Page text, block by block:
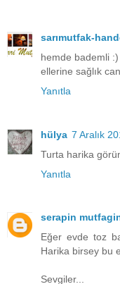
sarımutfak-
hemde bademli
ellerine sağlık
Yanıtla
hülya 7 Aralık
Turta harika
Yanıtla
serapin
Eğer evde toz
Harika birsey bu
Sevgiler...